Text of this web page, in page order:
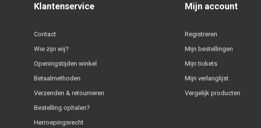
Klantenservice
Contact
Wie zijn wij?
Openingstijden winkel
Betaalmethoden
Verzenden & retourneren
Bestelling ophalen?
Herroepingsrecht
Mijn account
Registreren
Mijn bestellingen
Mijn tickets
Mijn verlanglijst
Vergelijk producten